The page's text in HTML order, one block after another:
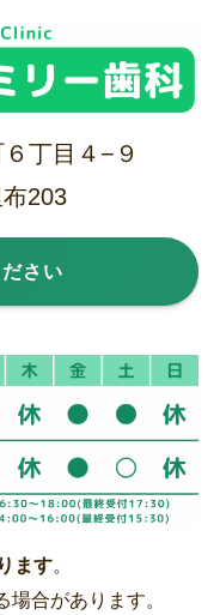
丁目４−９
203
さい
ます。
合があります。